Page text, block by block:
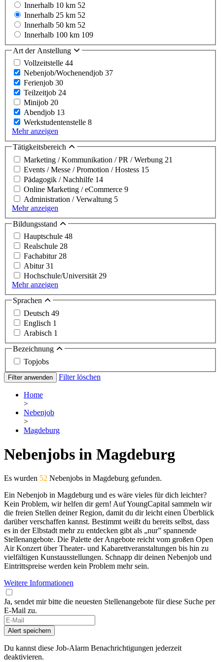
Innerhalb 10 km 52
Innerhalb 25 km 52
Innerhalb 50 km 52
Innerhalb 100 km 109
Art der Anstellung
Vollzeitstelle 44
Nebenjob/Wochenendjob 37
Ferienjob 30
Teilzeitjob 24
Minijob 20
Abendjob 13
Werkstudentenstelle 8
Mehr anzeigen
Tätigkeitsbereich
Marketing / Kommunikation / PR / Werbung 21
Events / Messe / Promotion / Hostess 15
Pädagogik / Nachhilfe 14
Online Marketing / eCommerce 9
Administration / Verwaltung 5
Mehr anzeigen
Bildungsstand
Hauptschule 48
Realschule 28
Fachabitur28
Abitur31
Hochschule/Universität29
Mehr anzeigen
Sprachen
Deutsch 49
Englisch 1
Arabisch 1
Bezeichnung
Topjobs
Filter anwenden Filter löschen
Home
>
Nebenjob
>
Magdeburg
Nebenjobs in Magdeburg
Es wurden 52 Nebenjobs in Magdeburg gefunden.
Ein Nebenjob in Magdeburg und es wäre vieles für dich leichter?
Kein Problem, wir helfen dir gern! Auf YoungCapital sammeln wir
die freien Stellen deiner Region, damit du dir leicht einen Überblick
darüber verschaffen kannst. Bestimmt weißt du bereits selbst, dass
es in der Elbstadt mehr zu entdecken gibt als „nur” spannende
Stellenangebote. Die Palette der Angebote reicht vom großen Open
Air Konzert über Theater- und Kabarettveranstaltungen bis hin zu
vielfältigen Kunstausstellungen. Schnapp dir deinen Nebenjob und
Eintrittspreise werden kein Problem mehr sein.
Weitere Informationen
Ja, sendet mir bitte die neuesten Stellenangebote für diese Suche per
E-Mail zu.
Alert speichern
Du kannst diese Job-Alarm Benachrichtigungen jederzeit
deaktivieren.